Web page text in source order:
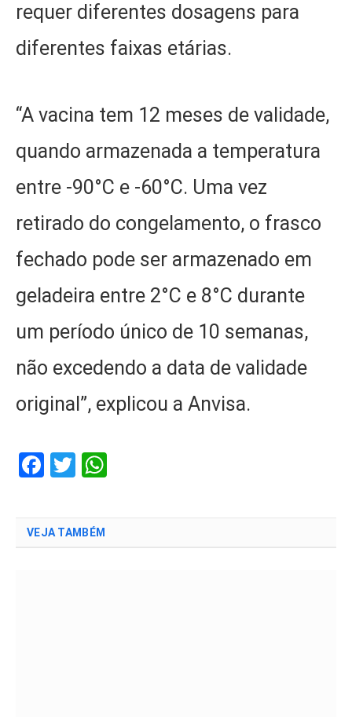
requer diferentes dosagens para
diferentes faixas etárias.
“A vacina tem 12 meses de validade,
quando armazenada a temperatura
entre -90°C e -60°C. Uma vez
retirado do congelamento, o frasco
fechado pode ser armazenado em
geladeira entre 2°C e 8°C durante
um período único de 10 semanas,
não excedendo a data de validade
original”, explicou a Anvisa.
Facebook
Twitter
VEJA TAMBÉM